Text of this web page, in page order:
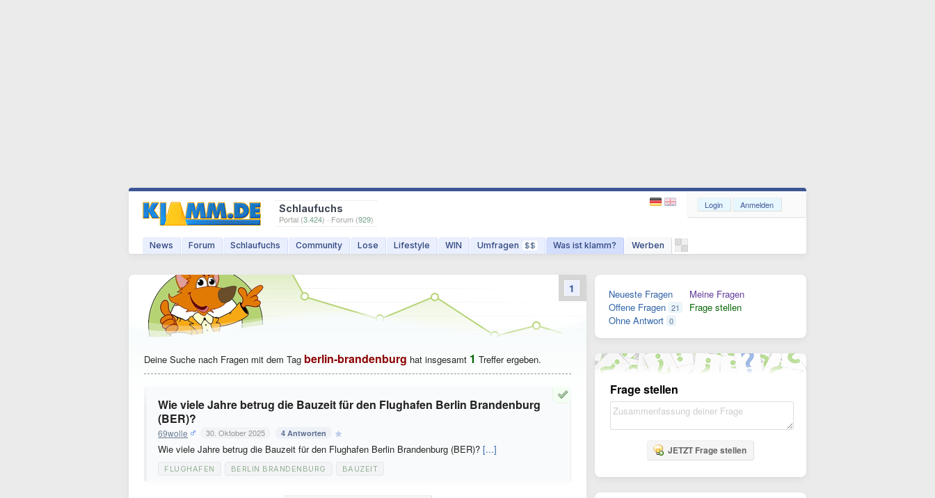
Schlaufuchs
Portal (3.424) · Forum (929)
News Forum Schlaufuchs Community Lose Lifestyle WIN Umfragen $$ Was ist klamm? Werben
Login Anmelden
Deine Suche nach Fragen mit dem Tag berlin-brandenburg hat insgesamt 1 Treffer ergeben.
Wie viele Jahre betrug die Bauzeit für den Flughafen Berlin Brandenburg
(BER)?
69wolle 30. Oktober 2025 4 Antworten
Wie viele Jahre betrug die Bauzeit für den Flughafen Berlin Brandenburg (BER)? [...]
FLUGHAFEN BERLIN BRANDENBURG BAUZEIT
1
Neueste Fragen
Offene Fragen 21
Ohne Antwort 0
Meine Fragen
Frage stellen
Frage stellen
JETZT Frage stellen